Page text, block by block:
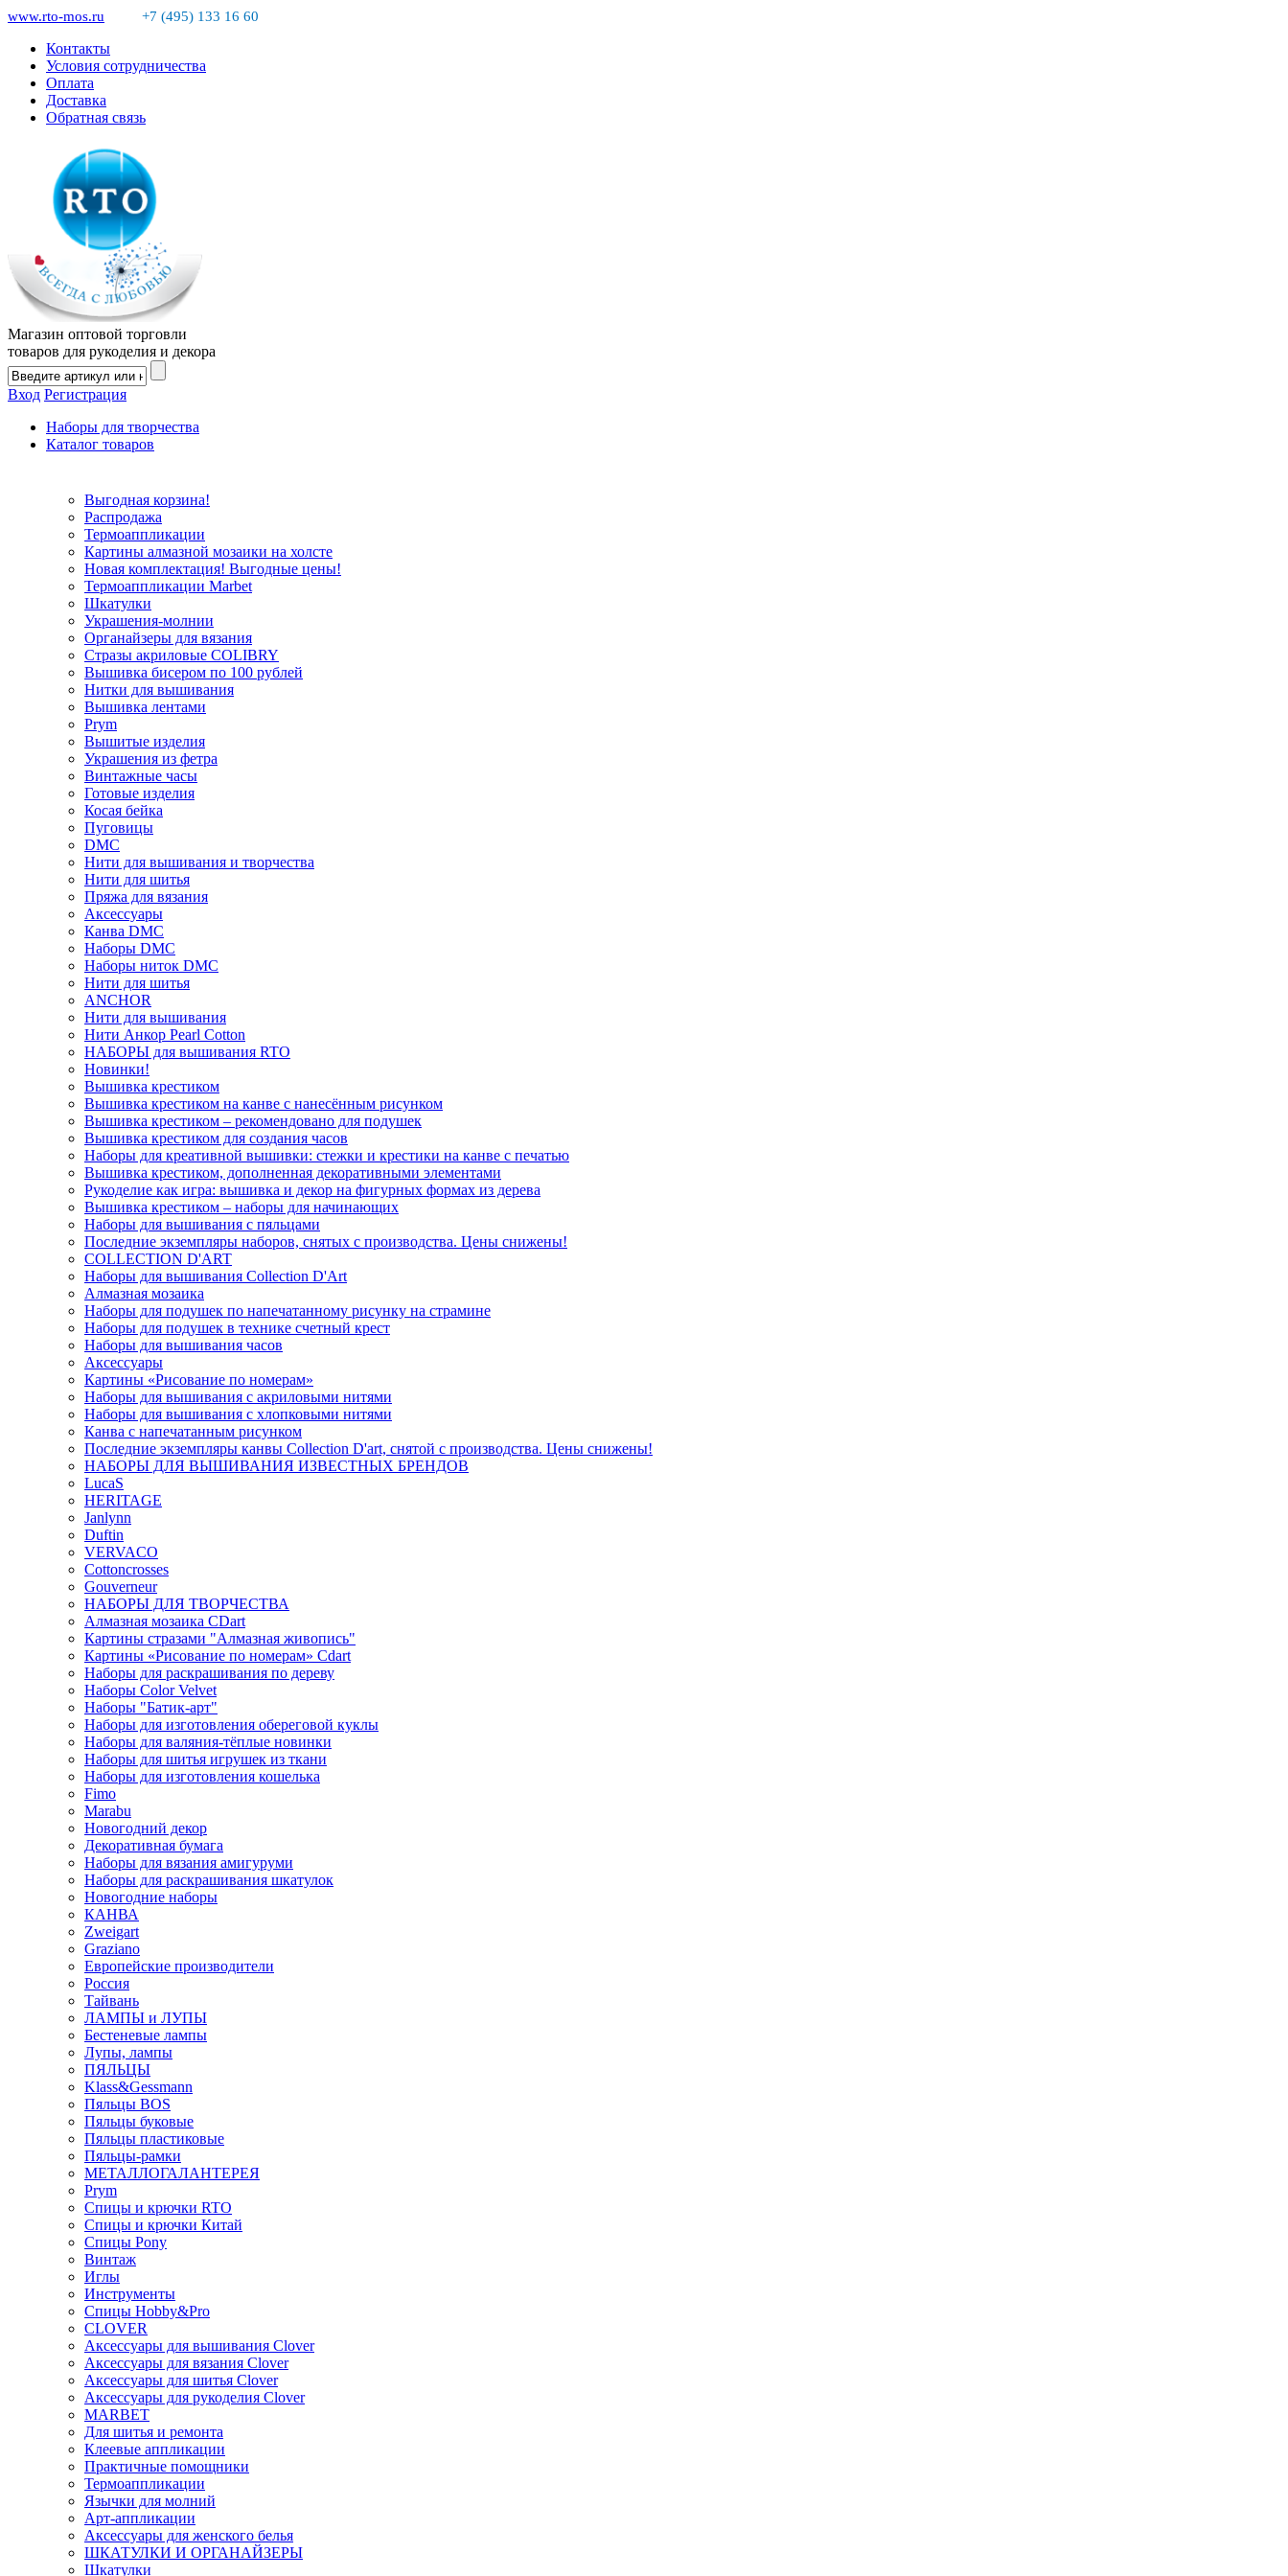
www.rto-mos.ru +7 (495) 133 16 60
Контакты
Условия сотрудничества
Оплата
Доставка
Обратная связь
Магазин оптовой торговли
товаров для рукоделия и декора
Вход Регистрация
Наборы для творчества
Каталог товаров
Выгодная корзина!
Распродажа
Термоаппликации
Картины алмазной мозаики на холсте
Новая комплектация! Выгодные цены!
Термоаппликации Marbet
Шкатулки
Украшения-молнии
Органайзеры для вязания
Стразы акриловые COLIBRY
Вышивка бисером по 100 рублей
Нитки для вышивания
Вышивка лентами
Prym
Вышитые изделия
Украшения из фетра
Винтажные часы
Готовые изделия
Косая бейка
Пуговицы
DMC
Нити для вышивания и творчества
Нити для шитья
Пряжа для вязания
Аксессуары
Канва DMC
Наборы DMC
Наборы ниток DMC
Нити для шитья
ANCHOR
Нити для вышивания
Нити Анкор Pearl Cotton
НАБОРЫ для вышивания RTO
Новинки!
Вышивка крестиком
Вышивка крестиком на канве с нанесённым рисунком
Вышивка крестиком – рекомендовано для подушек
Вышивка крестиком для создания часов
Наборы для креативной вышивки: стежки и крестики на канве с печатью
Вышивка крестиком, дополненная декоративными элементами
Рукоделие как игра: вышивка и декор на фигурных формах из дерева
Вышивка крестиком – наборы для начинающих
Наборы для вышивания с пяльцами
Последние экземпляры наборов, снятых с производства. Цены снижены!
COLLECTION D'ART
Наборы для вышивания Collection D'Art
Алмазная мозаика
Наборы для подушек по напечатанному рисунку на страмине
Наборы для подушек в технике счетный крест
Наборы для вышивания часов
Аксессуары
Картины «Рисование по номерам»
Наборы для вышивания с акриловыми нитями
Наборы для вышивания с хлопковыми нитями
Канва с напечатанным рисунком
Последние экземпляры канвы Collection D'art, снятой с производства. Цены снижены!
НАБОРЫ ДЛЯ ВЫШИВАНИЯ ИЗВЕСТНЫХ БРЕНДОВ
LucaS
HERITAGE
Janlynn
Duftin
VERVACO
Cottoncrosses
Gouverneur
НАБОРЫ ДЛЯ ТВОРЧЕСТВА
Алмазная мозаика CDart
Картины стразами "Алмазная живопись"
Картины «Рисование по номерам» Сdart
Наборы для раскрашивания по дереву
Наборы Сolor Velvet
Наборы "Батик-арт"
Наборы для изготовления обереговой куклы
Наборы для валяния-тёплые новинки
Наборы для шитья игрушек из ткани
Наборы для изготовления кошелька
Fimo
Marabu
Новогодний декор
Декоративная бумага
Наборы для вязания амигуруми
Наборы для раскрашивания шкатулок
Новогодние наборы
КАНВА
Zweigart
Graziano
Европейские производители
Россия
Тайвань
ЛАМПЫ и ЛУПЫ
Бестеневые лампы
Лупы, лампы
ПЯЛЬЦЫ
Klass&Gessmann
Пяльцы BOS
Пяльцы буковые
Пяльцы пластиковые
Пяльцы-рамки
МЕТАЛЛОГАЛАНТЕРЕЯ
Prym
Спицы и крючки RTO
Спицы и крючки Китай
Спицы Pony
Винтаж
Иглы
Инструменты
Спицы Hobby&Pro
CLOVER
Аксессуары для вышивания Clover
Аксессуары для вязания Clover
Аксессуары для шитья Clover
Аксессуары для рукоделия Clover
MARBET
Для шитья и ремонта
Клеевые аппликации
Практичные помощники
Термоаппликации
Язычки для молний
Арт-аппликации
Аксессуары для женского белья
ШКАТУЛКИ И ОРГАНАЙЗЕРЫ
Шкатулки